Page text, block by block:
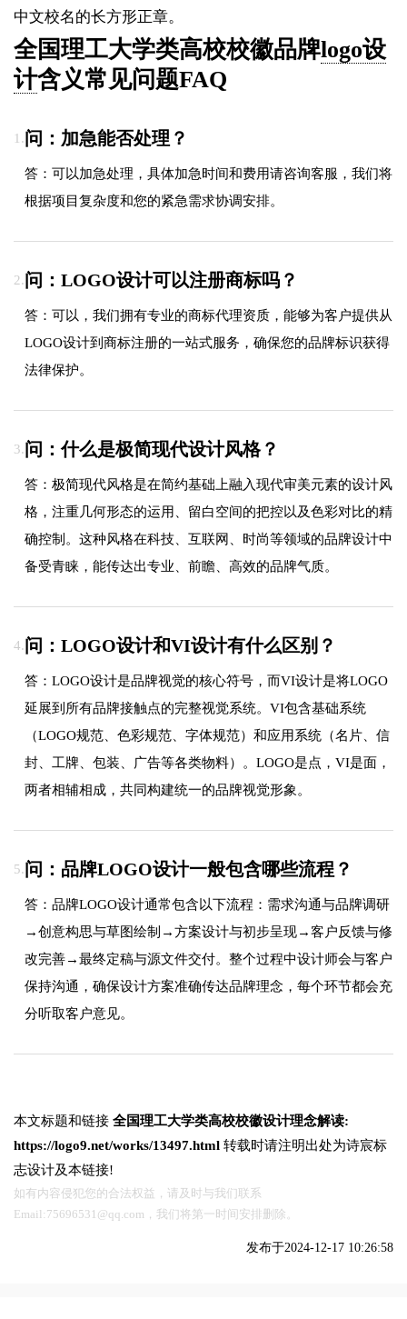
中文校名的长方形正章。
全国理工大学类高校校徽品牌logo设
计含义常见问题FAQ
1.问：加急能否处理？
答：可以加急处理，具体加急时间和费用请咨询客服，我们将
根据项目复杂度和您的紧急需求协调安排。
2.问：LOGO设计可以注册商标吗？
答：可以，我们拥有专业的商标代理资质，能够为客户提供从
LOGO设计到商标注册的一站式服务，确保您的品牌标识获得
法律保护。
3.问：什么是极简现代设计风格？
答：极简现代风格是在简约基础上融入现代审美元素的设计风
格，注重几何形态的运用、留白空间的把控以及色彩对比的精
确控制。这种风格在科技、互联网、时尚等领域的品牌设计中
备受青睐，能传达出专业、前瞻、高效的品牌气质。
4.问：LOGO设计和VI设计有什么区别？
答：LOGO设计是品牌视觉的核心符号，而VI设计是将LOGO
延展到所有品牌接触点的完整视觉系统。VI包含基础系统
（LOGO规范、色彩规范、字体规范）和应用系统（名片、信
封、工牌、包装、广告等各类物料）。LOGO是点，VI是面，
两者相辅相成，共同构建统一的品牌视觉形象。
5.问：品牌LOGO设计一般包含哪些流程？
答：品牌LOGO设计通常包含以下流程：需求沟通与品牌调研
→创意构思与草图绘制→方案设计与初步呈现→客户反馈与修
改完善→最终定稿与源文件交付。整个过程中设计师会与客户
保持沟通，确保设计方案准确传达品牌理念，每个环节都会充
分听取客户意见。
本文标题和链接 全国理工大学类高校校徽设计理念解读:
https://logo9.net/works/13497.html 转载时请注明出处为诗宸标
志设计及本链接!
如有内容侵犯您的合法权益，请及时与我们联系
Email:75696531@qq.com，我们将第一时间安排删除。
发布于2024-12-17 10:26:58